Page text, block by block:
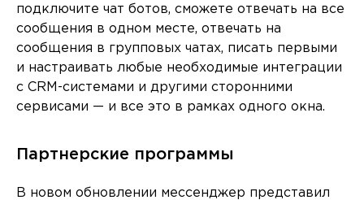
подключите чат ботов, сможете отвечать на все
сообщения в одном месте, отвечать на
сообщения в групповых чатах, писать первыми
и настраивать любые необходимые интеграции
с CRM-системами и другими сторонними
сервисами — и все это в рамках одного окна.
Партнерские программы
В новом обновлении мессенджер представил